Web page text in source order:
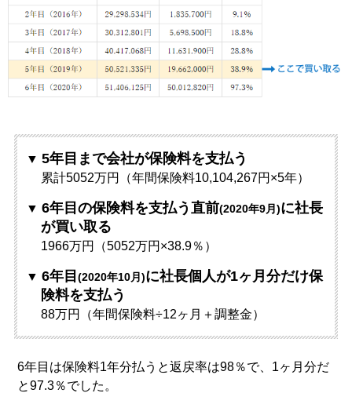
5年目まで会社が保険料を支払う
累計5052万円（年間保険料10,104,267円×5年）
6年目の保険料を支払う直前(2020年9月)に社長
が買い取る
1966万円（5052万円×38.9％）
6年目(2020年10月)に社長個人が1ヶ月分だけ保
険料を支払う
88万円（年間保険料÷12ヶ月＋調整金）
6年目は保険料1年分払うと返戻率は98％で、1ヶ月分だ
と97.3％でした。